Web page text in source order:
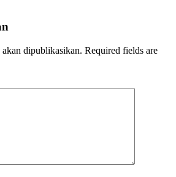
dipublikasikan. Required fields are